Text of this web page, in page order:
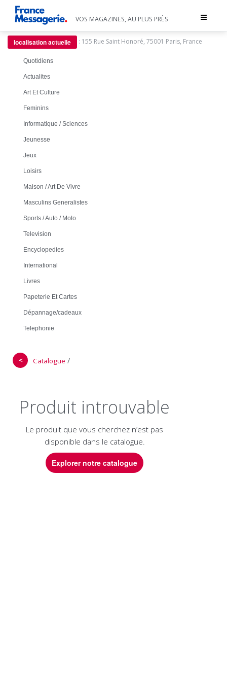
Toggle
VOS MAGAZINES, AU PLUS PRÈS
localisation actuelle : 155 Rue Saint Honoré, 75001 Paris, France
Quotidiens
Actualites
Art Et Culture
Feminins
Informatique / Sciences
Jeunesse
Jeux
Loisirs
Maison / Art De Vivre
Masculins Generalistes
Sports / Auto / Moto
Television
Encyclopedies
International
Livres
Papeterie Et Cartes
Dépannage/cadeaux
Telephonie
＜ Catalogue /
Produit introuvable
Le produit que vous cherchez n’est pas
disponible dans le catalogue.
Explorer notre catalogue